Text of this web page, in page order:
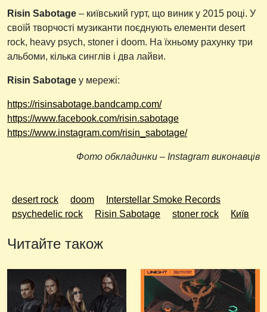
Risin Sabotage – київський гурт, що виник у 2015 році. У
своїй творчості музиканти поєднують елементи desert
rock, heavy psych, stoner і doom. На їхньому рахунку три
альбоми, кілька синглів і два лайви.
Risin Sabotage у мережі:
https://risinsabotage.bandcamp.com/
https://www.facebook.com/risin.sabotage
https://www.instagram.com/risin_sabotage/
Фото обкладинки – Instagram виконавців
desert rock doom
Interstellar Smoke Records
psychedelic rock
Risin Sabotage stoner rock Київ
Читайте також